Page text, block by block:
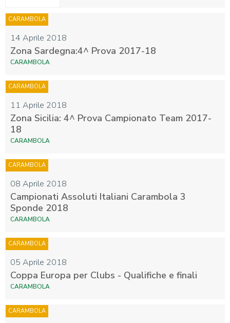
14 Aprile 2018
CARAMBOLA
Zona Sardegna:4^ Prova 2017-18
CARAMBOLA
11 Aprile 2018
CARAMBOLA
Zona Sicilia: 4^ Prova Campionato Team 2017-
18
CARAMBOLA
08 Aprile 2018
CARAMBOLA
Campionati Assoluti Italiani Carambola 3
Sponde 2018
CARAMBOLA
05 Aprile 2018
CARAMBOLA
Coppa Europa per Clubs - Qualifiche e finali
CARAMBOLA
CARAMBOLA